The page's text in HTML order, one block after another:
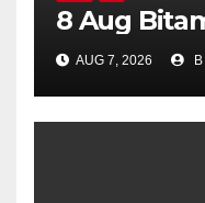
8
AUG 7, 2026